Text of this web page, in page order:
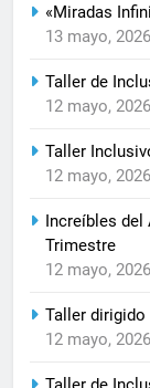
«Miradas
13 mayo, 2026
Taller de
12 mayo, 2026
Taller
12 mayo, 2026
Increíbles del
Trimestre
12 mayo, 2026
Taller
12 mayo, 2026